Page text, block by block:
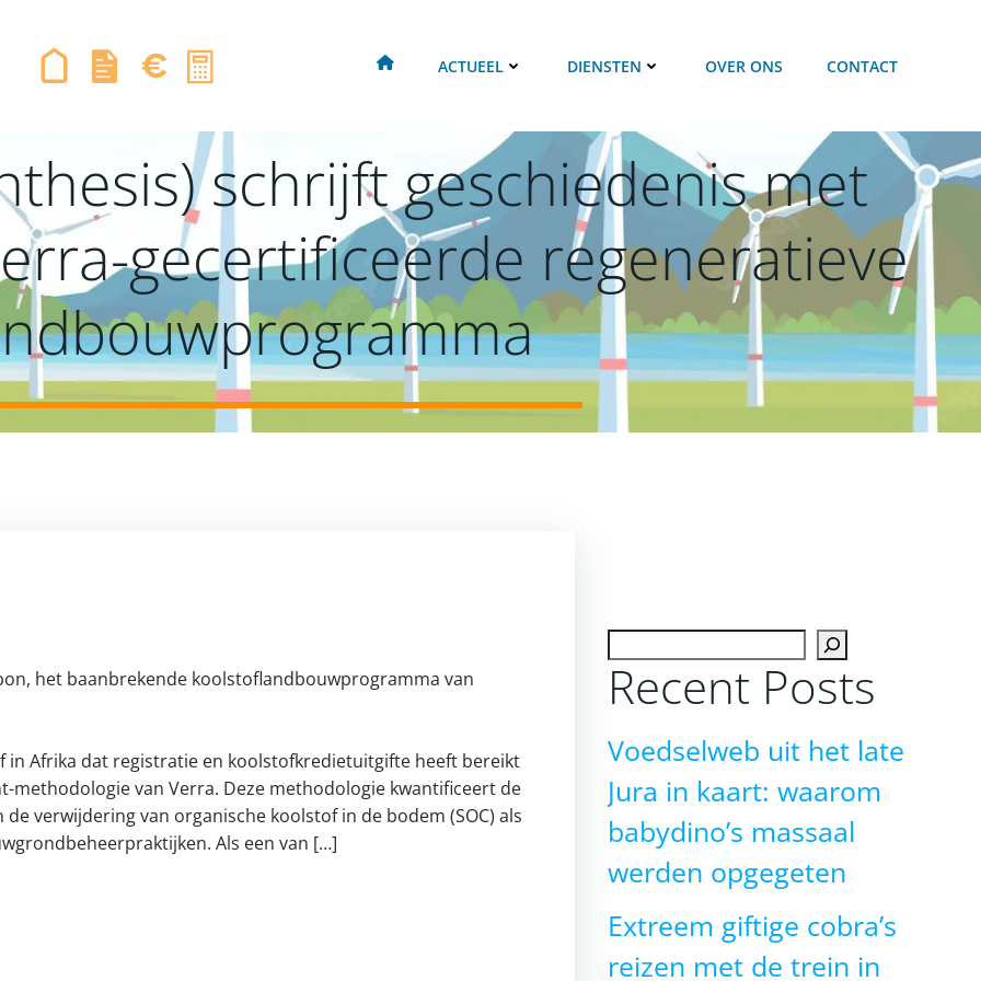
ACTUEEL DIENSTEN OVER ONS CONTACT
schrijft geschiedenis met
gecertificeerde regeneratieve
het baanbrekende koolstoflandbouwprogramma van
Afrika dat registratie en koolstofkredietuitgifte heeft bereikt
methodologie van Verra. Deze methodologie kwantificeert de
verwijdering van organische koolstof in de bodem (SOC) als
Als een van […]
Recent Posts
Voedselweb uit het late
Jura in kaart: waarom
babydino’s massaal
werden opgegeten
Extreem giftige cobra’s
reizen met de trein in